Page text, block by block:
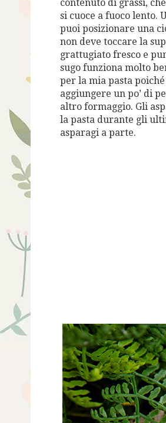
contenuto di grassi,
si cuoce a fuoco lento.
puoi posizionare una
non deve toccare la
grattugiato fresco e
sugo funziona molto
per la mia pasta
aggiungere un po’ di
altro formaggio. Gli
la pasta durante gli
asparagi a parte.